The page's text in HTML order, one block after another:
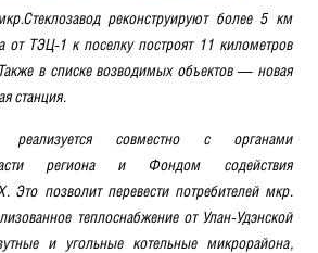
реконструируют более 5 км
от ТЭЦ-1 к поселку построят 11 километров
в списке возводимых объектов — новая
станция.
реализуется совместно с органами
региона и Фондом содействия
позволит перевести потребителей мкр.
теплоснабжение от Улан-Удэнской
и угольные котельные микрорайона,